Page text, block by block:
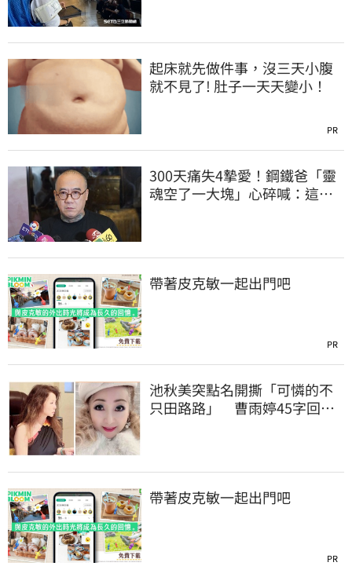
起床就先做件事，沒三天小腹
就不見了! 肚子一天天變小！
PR
300天痛失4摯愛！鋼鐵爸「靈
魂空了一大塊」心碎喊：這輩
帶著皮克敏一起出門吧
PR
池秋美突點名開撕「可憐的不
只田路路」 曹雨婷45字回應
帶著皮克敏一起出門吧
PR